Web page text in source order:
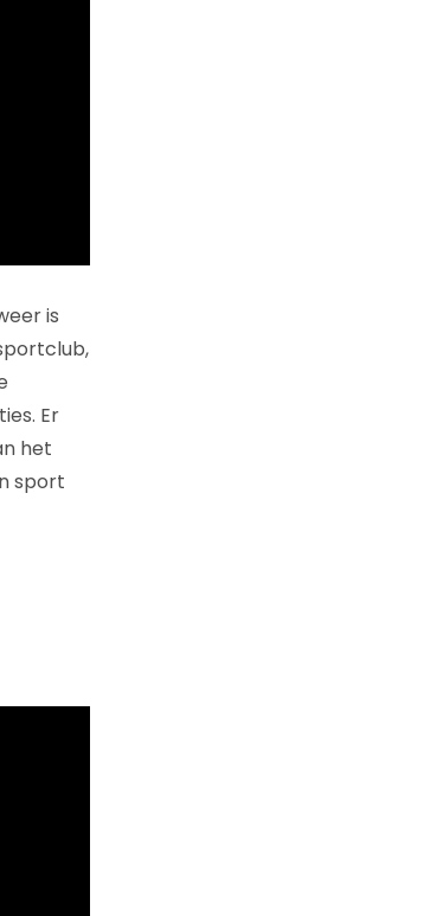
is
Er
het
sport